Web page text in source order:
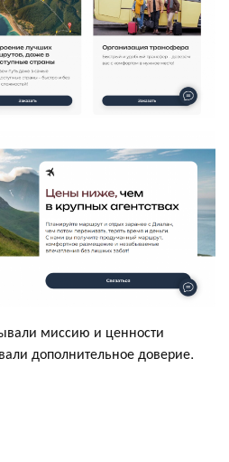
миссию и ценности
дополнительное доверие.